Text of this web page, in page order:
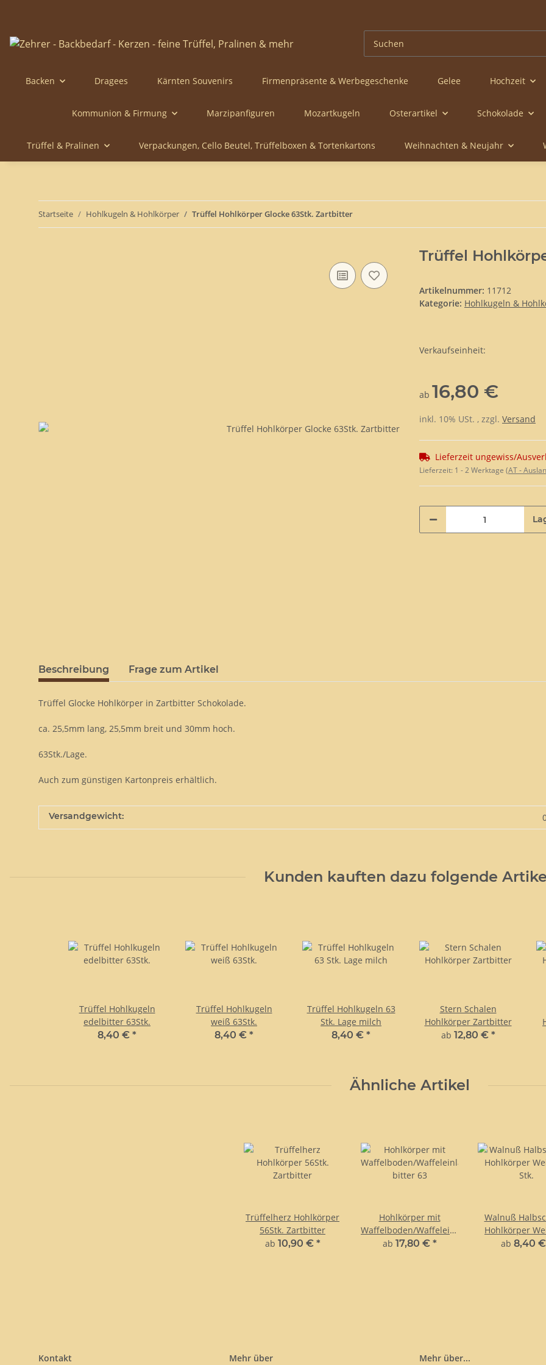
Backen Dragees Kärnten Souvenirs Firmenpräsente & Werbegeschenke Gelee Hochzeit
Kommunion & Firmung Marzipanfiguren Mozartkugeln Osterartikel Schokolade
Trüffel & Pralinen Verpackungen, Cello Beutel, Trüffelboxen & Tortenkartons Weihnachten & Neujahr
Startseite Hohlkugeln & Hohlkörper Trüffel Hohlkörper Glocke 63Stk. Zartbitter
Trüffel
Artikelnummer: 11712
Kategorie: Hohlkugeln &
Verkaufseinheit:
ab 16,80 €
inkl. 10% USt. , zzgl. Versand
Lieferzeit ungewiss/
Lieferzeit: 1 - 2 Werktage (AT -
Beschreibung Frage zum Artikel
Trüffel Glocke Hohlkörper in Zartbitter Schokolade.
ca. 25,5mm lang, 25,5mm breit und 30mm hoch.
63Stk./Lage.
Auch zum günstigen Kartonpreis erhältlich.
Versandgewicht:
Kunden kauften dazu folgende
Trüffel Hohlkugeln
edelbitter 63Stk.
8,40 € *
Trüffel Hohlkugeln
weiß 63Stk.
8,40 € *
Trüffel Hohlkugeln 63
Stk. Lage milch
8,40 € *
Stern Schalen
Hohlkörper Zartbitter
ab 12,80 € *
Ähnliche Artikel
Trüffelherz Hohlkörper
56Stk. Zartbitter
ab 10,90 € *
Hohlkörper mit
Waffelboden/Waffeleinlage
bitter 63
ab 17,80 € *
Walnuß
Hohlkörper
Stk.
ab 8,40 €
Kontakt Mehr über Mehr über...